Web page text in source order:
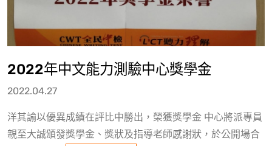
2022年中文能力測驗中心獎學金
2022.04.27
洋其諭以優異成績在評比中勝出，榮獲獎學金 中心將派專員
親至大誠頒發獎學金、獎狀及指導老師感謝狀，於公開場合